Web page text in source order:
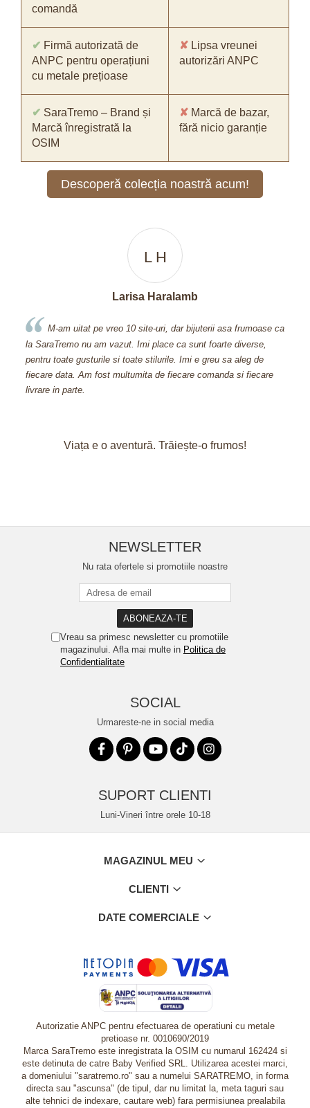
comandă
✔ Firmă autorizată de
ANPC pentru operațiuni
cu metale prețioase
✘ Lipsa vreunei
autorizări ANPC
✔ SaraTremo – Brand și
Marcă înregistrată la
OSIM
✘ Marcă de bazar,
fără nicio garanție
Descoperă colecția noastră acum!
ca
fiecare
A D
Apetri Dorina
Cand am descoperit acest site, am facut o comanda de
600 si ceva de lei din prima, deoarece nu m-am putut abtine.
Aveti bijuterii prea frumoase! Multumesc pentru bijuteria pe
mi-ati oferit-o cadou, inseamna foarte mult pt mine ca stiti sa
pretuiti clientii fideli!
Viața e o aventură. Trăiește-o frumos!
NEWSLETTER
Nu rata ofertele si promotiile noastre
Vreau sa primesc newsletter cu promotiile
magazinului. Afla mai multe in Politica de
Confidentialitate
SOCIAL
Urmareste-ne in social media
SUPORT CLIENTI
Luni-Vineri între orele 10-18
MAGAZINUL MEU
CLIENTI
DATE COMERCIALE
Autorizatie ANPC pentru efectuarea de operatiuni cu metale
pretioase nr. 0010690/2019
Marca SaraTremo este inregistrata la OSIM cu numarul 162424 si
este detinuta de catre Baby Verified SRL. Utilizarea acestei marci,
a domeniului "saratremo.ro" sau a numelui SARATREMO, in forma
directa sau "ascunsa" (de tipul, dar nu limitat la, meta taguri sau
alte tehnici de indexare, cautare web) fara permisiunea prealabila